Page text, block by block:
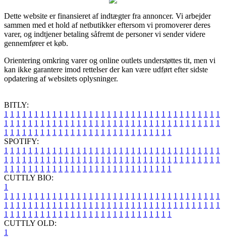
Dette website er finansieret af indtægter fra annoncer. Vi arbejder
sammen med et hold af netbutikker eftersom vi promoverer deres
varer, og indtjener betaling såfremt de personer vi sender videre
gennemfører et køb.
Orientering omkring varer og online outlets understøttes tit, men vi
kan ikke garantere imod rettelser der kan være udført efter sidste
opdatering af websitets oplysninger.
BITLY:
1 1 1 1 1 1 1 1 1 1 1 1 1 1 1 1 1 1 1 1 1 1 1 1 1 1 1 1 1 1 1 1 1 1 1 1
1 1 1 1 1 1 1 1 1 1 1 1 1 1 1 1 1 1 1 1 1 1 1 1 1 1 1 1 1 1 1 1 1 1 1 1
1 1 1 1 1 1 1 1 1 1 1 1 1 1 1 1 1 1 1 1 1 1 1 1 1 1 1 1
SPOTIFY:
1 1 1 1 1 1 1 1 1 1 1 1 1 1 1 1 1 1 1 1 1 1 1 1 1 1 1 1 1 1 1 1 1 1 1 1
1 1 1 1 1 1 1 1 1 1 1 1 1 1 1 1 1 1 1 1 1 1 1 1 1 1 1 1 1 1 1 1 1 1 1 1
1 1 1 1 1 1 1 1 1 1 1 1 1 1 1 1 1 1 1 1 1 1 1 1 1 1 1 1
CUTTLY BIO:
1
1 1 1 1 1 1 1 1 1 1 1 1 1 1 1 1 1 1 1 1 1 1 1 1 1 1 1 1 1 1 1 1 1 1 1 1
1 1 1 1 1 1 1 1 1 1 1 1 1 1 1 1 1 1 1 1 1 1 1 1 1 1 1 1 1 1 1 1 1 1 1 1
1 1 1 1 1 1 1 1 1 1 1 1 1 1 1 1 1 1 1 1 1 1 1 1 1 1 1 1
CUTTLY OLD:
1